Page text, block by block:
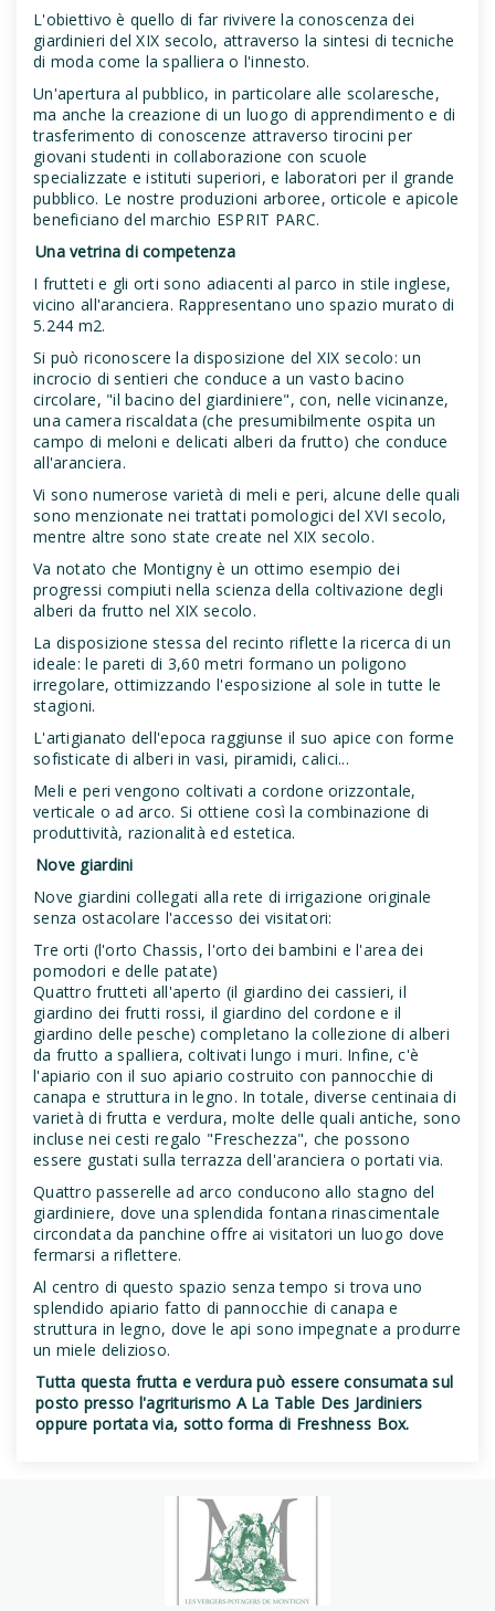
L'obiettivo è quello di far rivivere la conoscenza dei
giardinieri del XIX secolo, attraverso la sintesi di tecniche
di moda come la spalliera o l'innesto.
Un'apertura al pubblico, in particolare alle scolaresche,
ma anche la creazione di un luogo di apprendimento e di
trasferimento di conoscenze attraverso tirocini per
giovani studenti in collaborazione con scuole
specializzate e istituti superiori, e laboratori per il grande
pubblico. Le nostre produzioni arboree, orticole e apicole
beneficiano del marchio ESPRIT PARC.
Una vetrina di competenza
I frutteti e gli orti sono adiacenti al parco in stile inglese,
vicino all'aranciera. Rappresentano uno spazio murato di
5.244 m2.
Si può riconoscere la disposizione del XIX secolo: un
incrocio di sentieri che conduce a un vasto bacino
circolare, "il bacino del giardiniere", con, nelle vicinanze,
una camera riscaldata (che presumibilmente ospita un
campo di meloni e delicati alberi da frutto) che conduce
all'aranciera.
Vi sono numerose varietà di meli e peri, alcune delle quali
sono menzionate nei trattati pomologici del XVI secolo,
mentre altre sono state create nel XIX secolo.
Va notato che Montigny è un ottimo esempio dei
progressi compiuti nella scienza della coltivazione degli
alberi da frutto nel XIX secolo.
La disposizione stessa del recinto riflette la ricerca di un
ideale: le pareti di 3,60 metri formano un poligono
irregolare, ottimizzando l'esposizione al sole in tutte le
stagioni.
L'artigianato dell'epoca raggiunse il suo apice con forme
sofisticate di alberi in vasi, piramidi, calici...
Meli e peri vengono coltivati a cordone orizzontale,
verticale o ad arco. Si ottiene così la combinazione di
produttività, razionalità ed estetica.
Nove giardini
Nove giardini collegati alla rete di irrigazione originale
senza ostacolare l'accesso dei visitatori:
Tre orti (l'orto Chassis, l'orto dei bambini e l'area dei
pomodori e delle patate)
Quattro frutteti all'aperto (il giardino dei cassieri, il
giardino dei frutti rossi, il giardino del cordone e il
giardino delle pesche) completano la collezione di alberi
da frutto a spalliera, coltivati lungo i muri. Infine, c'è
l'apiario con il suo apiario costruito con pannocchie di
canapa e struttura in legno. In totale, diverse centinaia di
varietà di frutta e verdura, molte delle quali antiche, sono
incluse nei cesti regalo "Freschezza", che possono
essere gustati sulla terrazza dell'aranciera o portati via.
Quattro passerelle ad arco conducono allo stagno del
giardiniere, dove una splendida fontana rinascimentale
circondata da panchine offre ai visitatori un luogo dove
fermarsi a riflettere.
Al centro di questo spazio senza tempo si trova uno
splendido apiario fatto di pannocchie di canapa e
struttura in legno, dove le api sono impegnate a produrre
un miele delizioso.
Tutta questa frutta e verdura può essere consumata sul
posto presso l'agriturismo A La Table Des Jardiniers
oppure portata via, sotto forma di Freshness Box.